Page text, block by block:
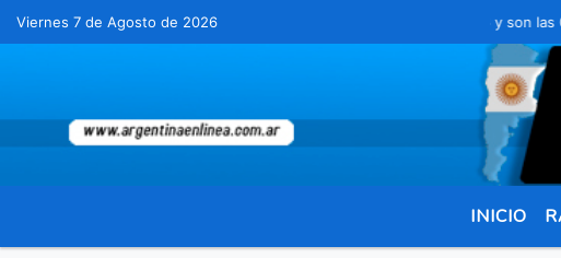
Viernes 7 de Agosto de 2026Hoy es Viernes 7 de Agosto de 2026 y son las 01:52
INICIO